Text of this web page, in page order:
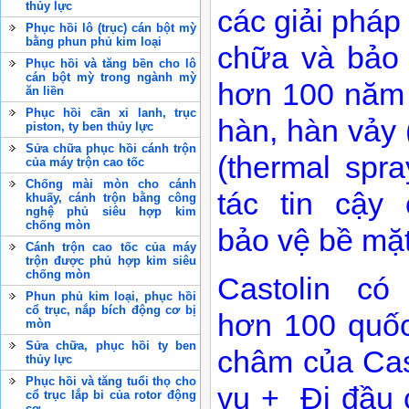
thủy lực
Phục hồi lô (trục) cán bột mỳ
bằng phun phủ kim loại
Phục hồi và tăng bền cho lô
cán bột mỳ trong ngành mỳ
ăn liền
Phục hồi cần xi lanh, trục
piston, ty ben thủy lực
Sửa chữa phục hồi cánh trộn
của máy trộn cao tốc
Chống mài mòn cho cánh
khuấy, cánh trộn bằng công
nghệ phủ siêu hợp kim
chống mòn
Cánh trộn cao tốc của máy
trộn được phủ hợp kim siêu
chống mòn
Phun phủ kim loại, phục hồi
cổ trục, nắp bích động cơ bị
mòn
Sửa chữa, phục hồi ty ben
thủy lực
Phục hồi và tăng tuổi thọ cho
cổ trục lắp bi của rotor động
các giải
chữa và
hơn 100
hàn, hàn vảy
(thermal
tác tin cậy
bảo vệ bề
Castolin
hơn 100
châm của
vụ + Đi đầu